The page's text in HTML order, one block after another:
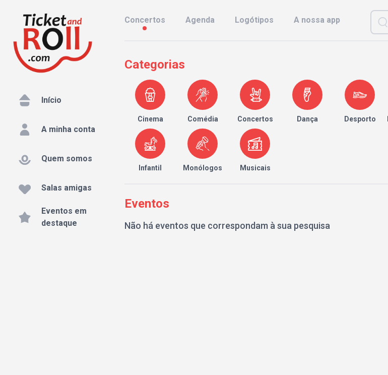
Início
A minha conta
Quem somos
Salas amigas
Eventos em
destaque
Concertos Agenda Logótipos A nossa app
Categorias
Cinema Comédia Concertos Dança Desporto
Infantil Monólogos Musicais
Eventos
Não há eventos que correspondam à sua pesquisa